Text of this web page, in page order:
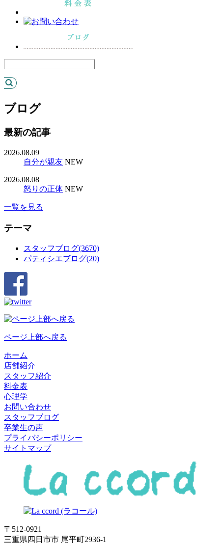
ブログ
最新の記事
2026.08.09
自分が親友 NEW
2026.08.08
怒りの正体 NEW
一覧を見る
テーマ
スタッフブログ(3670)
パティシエブログ(20)
ページ上部へ戻る
ホーム
店舗紹介
スタッフ紹介
料金表
心理学
お問い合わせ
スタッフブログ
卒業生の声
プライバシーポリシー
サイトマップ
〒512-0921
三重県四日市市 尾平町2936-1